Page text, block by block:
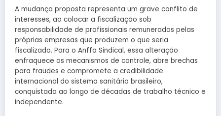
A mudança proposta representa um grave conflito de
interesses, ao colocar a fiscalização sob
responsabilidade de profissionais remunerados pelas
próprias empresas que produzem o que seria
fiscalizado. Para o Anffa Sindical, essa alteração
enfraquece os mecanismos de controle, abre brechas
para fraudes e compromete a credibilidade
internacional do sistema sanitário brasileiro,
conquistada ao longo de décadas de trabalho técnico e
independente.